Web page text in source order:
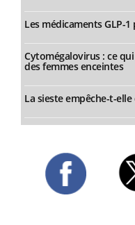
Les médicaments GLP-
Cytomégalovirus : ce
des femmes enceintes
La sieste empêche-t-